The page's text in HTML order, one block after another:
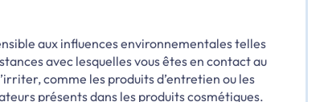
aux influences environnementales telles
avec lesquelles vous êtes en contact au
comme les produits d’entretien ou les
présents dans les produits cosmétiques.